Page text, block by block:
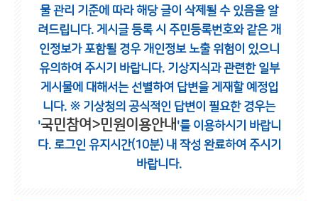
물 관리 기준에 따라 해당 글이 삭제될 수 있음을 알
려드립니다. 게시글 등록 시 주민등록번호와 같은 개
인정보가 포함될 경우 개인정보 노출 위험이 있으니
유의하여 주시기 바랍니다. 기상지식과 관련한 일부
게시물에 대해서는 선별하여 답변을 게재할 예정입
니다. ※ 기상청의 공식적인 답변이 필요한 경우는
'국민참여>민원이용안내 '를 이용하시기 바랍니
다. 로그인 유지시간(10분) 내 작성 완료하여 주시기
바랍니다.